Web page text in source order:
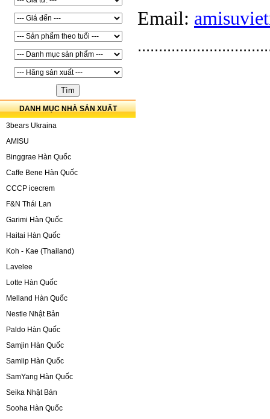
DANH MỤC NHÀ SẢN XUẤT
3bears Ukraina
AMISU
Binggrae Hàn Quốc
Caffe Bene Hàn Quốc
CCCP icecrem
F&N Thái Lan
Garimi Hàn Quốc
Haitai Hàn Quốc
Koh - Kae (Thailand)
Lavelee
Lotte Hàn Quốc
Melland Hàn Quốc
Nestle Nhật Bản
Paldo Hàn Quốc
Samjin Hàn Quốc
Samlip Hàn Quốc
SamYang Hàn Quốc
Seika Nhật Bản
Sooha Hàn Quốc
Email: